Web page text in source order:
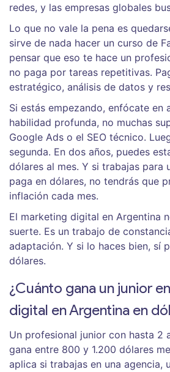
redes, y las empresas globales
Lo que no vale la pena es
sirve de nada hacer un curso de
pensar que eso te hace un
no paga por tareas repetitivas.
estratégico, análisis de datos y
Si estás empezando, enfócate en
habilidad profunda, no muchas
Google Ads o el SEO técnico.
segunda. En dos años, puedes
dólares al mes. Y si trabajas para
paga en dólares, no tendrás que
inflación cada mes.
El marketing digital en Argentina
suerte. Es un trabajo de
adaptación. Y si lo haces bien, sí
dólares.
¿Cuánto gana un junior
digital en Argentina en
Un profesional junior con hasta 2
gana entre 800 y 1.200 dólares
aplica si trabajas en una agencia,